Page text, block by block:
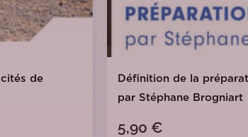
de
Définition de la
par Stéphane Brogniart
5,90 €